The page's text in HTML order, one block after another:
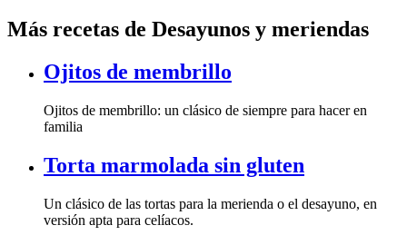
Más recetas de Desayunos y meriendas
Ojitos de membrillo
Ojitos de membrillo: un clásico de siempre para hacer en
familia
Torta marmolada sin gluten
Un clásico de las tortas para la merienda o el desayuno, en
versión apta para celíacos.